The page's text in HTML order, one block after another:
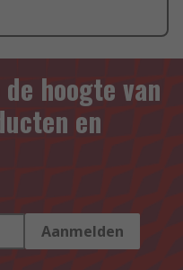
hoogte van
en
Aanmelden